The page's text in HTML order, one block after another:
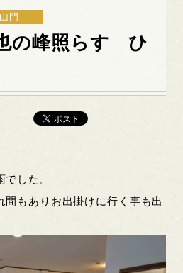
門
の峰照らす ひ
した。
間もありお出掛けに行く事も出